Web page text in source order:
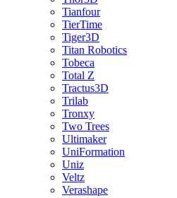
Tianfour
TierTime
Tiger3D
Titan Robotics
Tobeca
Total Z
Tractus3D
Trilab
Tronxy
Two Trees
Ultimaker
UniFormation
Uniz
Veltz
Verashape